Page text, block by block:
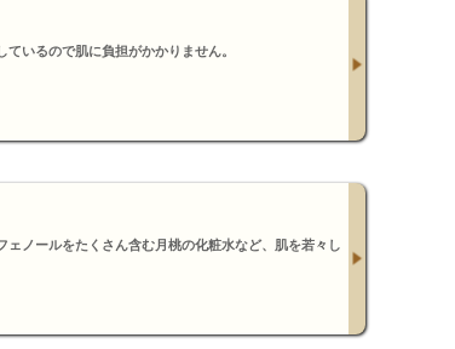
いるので肌に負担がかかりません。
ノールをたくさん含む月桃の化粧水など、肌を若々し